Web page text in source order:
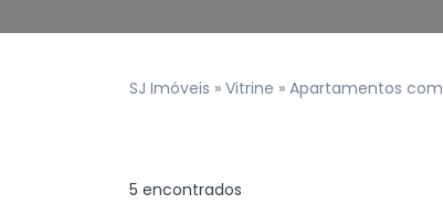
SJ Imóveis » Vitrine » Apartamentos
5 encontrados